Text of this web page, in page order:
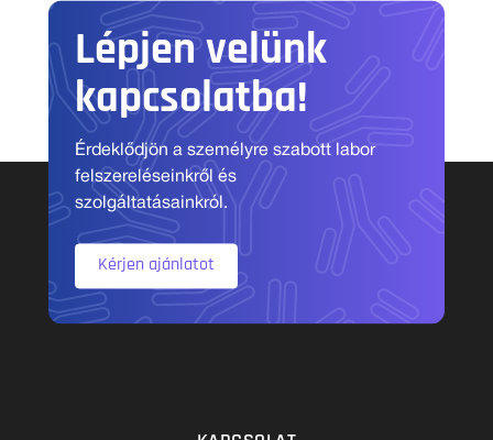
Lépjen velünk
kapcsolatba!
Érdeklődjön a személyre szabott labor
felszereléseinkről és
szolgáltatásainkról.
Kérjen ajánlatot